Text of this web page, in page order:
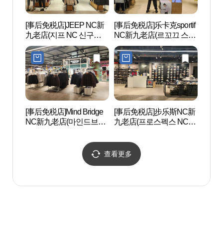
[事后免税店]JEEP NC新
九老店(지프 NC 신구로
점)
[事后免税店]乐卡克sportif
NC新九老店(르꼬끄 스포
르티브 NC 신구로점)
[事后免税店]Mind Bridge
NC新九老店(마인드브릿
[事后免税店]步乐斯NC新
九老店(프로스펙스 NC 신
查看更多